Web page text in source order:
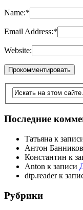
Name:*
Email Address:*
Website:
Последние
Татьяна к
Антон Банников
Константин к
Anton к записи
dtp.readerк
Рубрики